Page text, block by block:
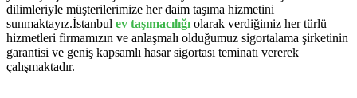
dilimleriyle müşterilerimize her daim taşıma hizmetini
sunmaktayız.İstanbul ev taşımacılığı olarak verdiğimiz her türlü
hizmetleri firmamızın ve anlaşmalı olduğumuz sigortalama şirketinin
garantisi ve geniş kapsamlı hasar sigortası teminatı vererek
çalışmaktadır.